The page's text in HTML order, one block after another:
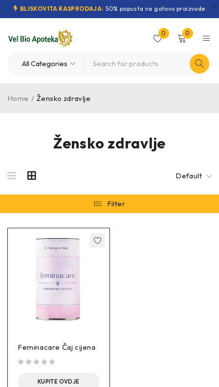
BLISKOVITA RASPRODAJA: 50% popusta na gotovo proizvode
0 0
Žensko zdravlje
Home / Žensko zdravlje
Default
Filter
Feminacare Čaj cijena
KUPITE OVDJE